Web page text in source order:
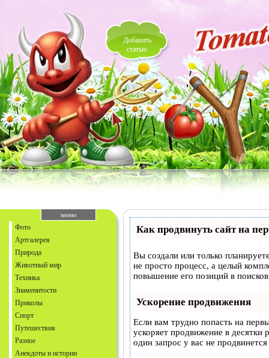
Добавить
статью
меню
Фото
Артгалерея
Природа
Животный мир
Техника
Знаменитости
Приколы
Спорт
Путешествия
Разное
Анекдоты и истории
Как продвинуть сайт на
Вы создали или только
не просто процесс, а целый
повышение его позиций в
Ускорение продвижения
Если вам трудно попасть на
ускоряет продвижение в десятки
один запрос у вас не